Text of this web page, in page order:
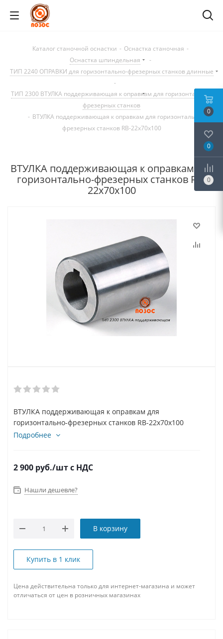
Каталог станочной оснастки - Оснастка станочная -
Оснастка шпиндельная
-
ТИП 2240 ОПРАВКИ для горизонтально-фрезерных станков длинные
-
ТИП 2300 ВТУЛКА поддерживающая к оправкам для горизонтально-
фрезерных станков
- ВТУЛКА поддерживающая к оправкам для горизонтально-
фрезерных станков RB-22x70x100
ВТУЛКА поддерживающая к оправкам для
горизонтально-фрезерных станков RB-
22x70x100
ВТУЛКА поддерживающая к оправкам для
горизонтально-фрезерных станков RB-22x70x100
Подробнее
2 900 руб./штс НДС
Нашли дешевле?
В корзину
Купить в 1 клик
Цена действительна только для интернет-магазина и может
отличаться от цен в розничных магазинах
0
0
0